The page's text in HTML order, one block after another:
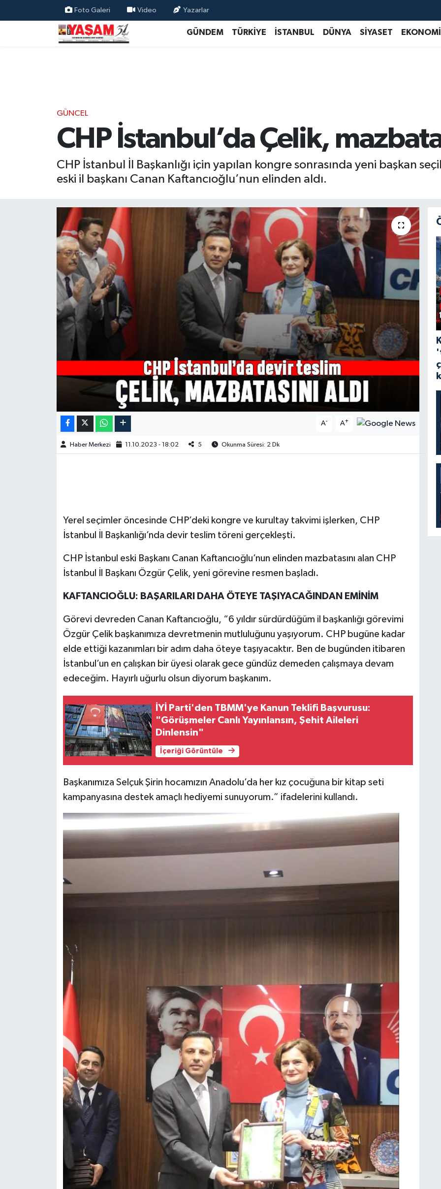
Foto Galeri Video Yazarlar
GÜNDEM TÜRKİYE İSTANBUL DÜNYA SİYASET EKONOMİ
GÜNCEL
CHP İstanbul’da Çelik,
CHP İstanbul İl Başkanlığı için yapılan kongre sonrasında yeni başkan
eski il başkanı Canan Kaftancıoğlu’nun elinden aldı.
A- A+
Haber Merkezi 11.10.2023 - 18:02 5 Okunma Süresi: 2 Dk
Yerel seçimler öncesinde CHP’deki kongre ve kurultay takvimi işlerken, CHP
İstanbul İl Başkanlığı’nda devir teslim töreni gerçekleşti.
CHP İstanbul eski Başkanı Canan Kaftancıoğlu’nun elinden mazbatasını alan CHP
İstanbul İl Başkanı Özgür Çelik, yeni görevine resmen başladı.
KAFTANCIOĞLU: BAŞARILARI DAHA ÖTEYE TAŞIYACAĞINDAN EMİNİM
Görevi devreden Canan Kaftancıoğlu, “6 yıldır sürdürdüğüm il başkanlığı görevimi
Özgür Çelik başkanımıza devretmenin mutluluğunu yaşıyorum. CHP bugüne kadar
elde ettiği kazanımları bir adım daha öteye taşıyacaktır. Ben de bugünden itibaren
İstanbul’un en çalışkan bir üyesi olarak gece gündüz demeden çalışmaya devam
edeceğim. Hayırlı uğurlu olsun diyorum başkanım.
İYİ Parti'den TBMM'ye Kanun Teklifi Başvurusu:
"Görüşmeler Canlı Yayınlansın, Şehit Aileleri
Dinlensin"
İçeriği Görüntüle
Başkanımıza Selçuk Şirin hocamızın Anadolu’da her kız çocuğuna bir kitap seti
kampanyasına destek amaçlı hediyemi sunuyorum.” ifadelerini kullandı.